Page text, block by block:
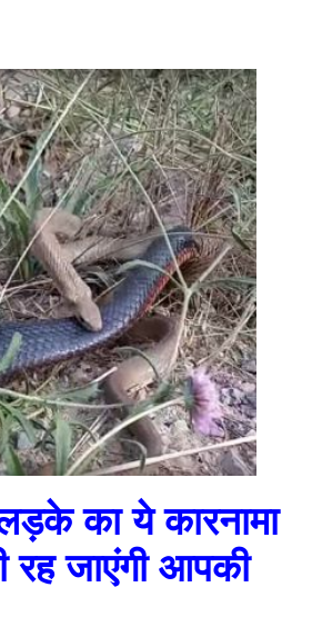
लड़के का ये कारनामा
जाएंगी आपकी